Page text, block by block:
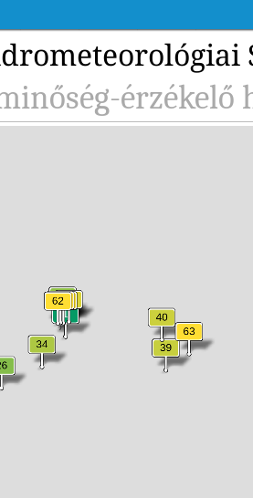
érzékelő